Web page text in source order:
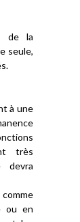
de la
seule,
à une
très
devra
ou en